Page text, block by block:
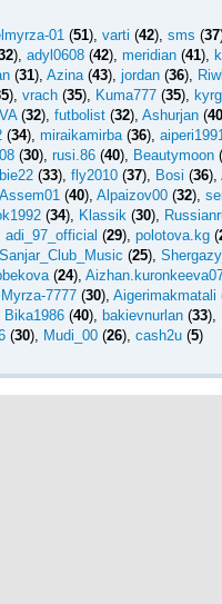
01 (51), varti (42), sms (37
), adyl0608 (42), meridian (41),
(31), Azina(43), jordan (36),
), vrach (35), Kuma777 (35),
(32), futbolist (32), Ashurjan (40
(34), miraikamirba(36),
(30), rusi.86 (40), Beautymoon (
(33), fly2010 (37), Bosi (36),
Assem01 (40), Alpaizov00 (32),
(34), Klassik (30),
adi_97_official (29), polotova.kg (
(25),
(24),
Myrza-7777 (30), Aigerimakmatali
Bika1986 (40), bakievnurlan (33),
(30), Mudi_00 (26), cash2u (5)